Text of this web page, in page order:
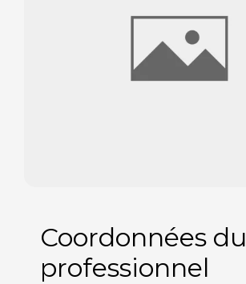
Coordonnées du
professionnel